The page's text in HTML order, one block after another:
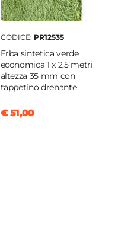
CODICE: PR12535
Erba sintetica verde
economica 1 x 2,5 metri
altezza 35 mm con
tappetino drenante
€ 51,00